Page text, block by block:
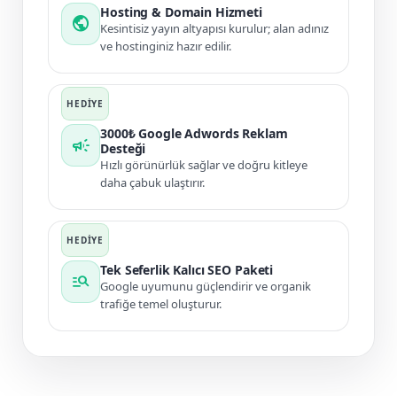
public
Hosting & Domain Hizmeti
Kesintisiz yayın altyapısı kurulur; alan adınız
ve hostinginiz hazır edilir.
campaign
3000₺ Google Adwords Reklam
Desteği
Hızlı görünürlük sağlar ve doğru kitleye
daha çabuk ulaştırır.
manage_search
Tek Seferlik Kalıcı SEO Paketi
Google uyumunu güçlendirir ve organik
trafiğe temel oluşturur.